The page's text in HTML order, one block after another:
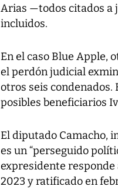
Arias —todos citados a
incluidos.
En el caso Blue Apple,
el perdón judicial
otros seis condenados.
posibles beneficiarios
El diputado Camacho,
es un “perseguido
expresidente
2023 y ratificado en